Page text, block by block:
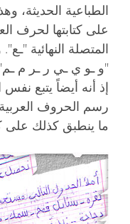
الطباعية الحديثة،
على كتابتها لحرف
المتصلة النهائية
"و ـو ي ـي ر ـر م
إذ أنه أيضاً يتبع
رسم الحروف
ما ينطبق كذلك على